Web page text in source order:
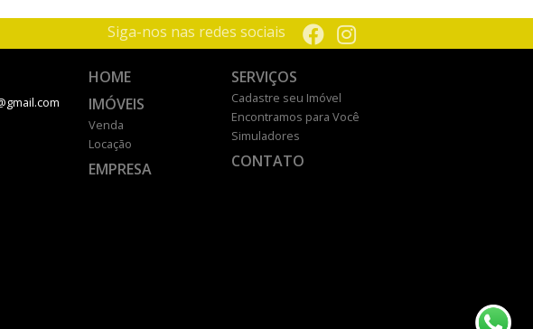
Siga-nos nas redes sociais
HOME
IMÓVEIS
Venda
Locação
EMPRESA
SERVIÇOS
Cadastre seu Imóvel
Encontramos para Você
Simuladores
CONTATO